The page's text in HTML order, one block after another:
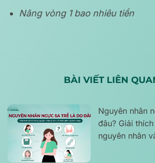
Nâng vòng 1 bao nhiêu tiền
BÀI VIẾT LIÊN
Nguyên nhân
đâu? Giải
nguyên nhân